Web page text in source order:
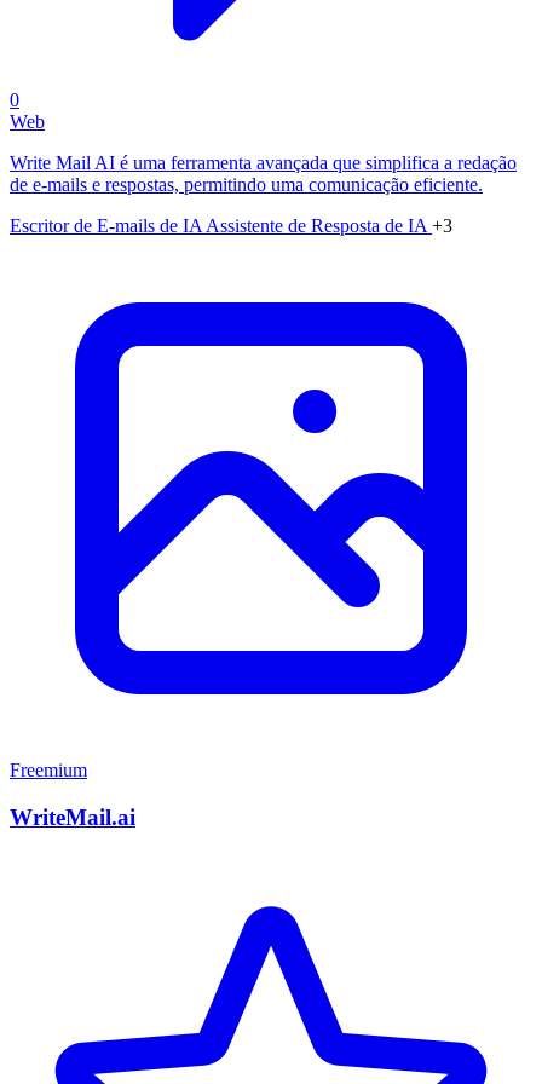
0
Web
Write Mail AI é uma ferramenta avançada que simplifica a redação
de e-mails e respostas, permitindo uma comunicação eficiente.
Escritor de E-mails de IA Assistente de Resposta de IA +3
Freemium
WriteMail.ai